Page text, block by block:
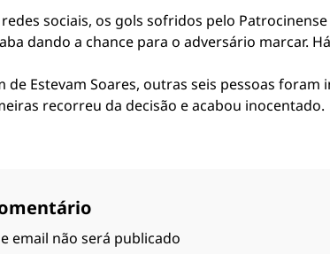
redes sociais, os gols sofridos pelo
dando a chance para o adversário marcar.
de Estevam Soares, outras seis pessoas
recorreu da decisão e acabou inocentado.
email não será publicado